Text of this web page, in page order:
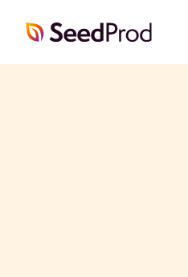
SeedProd